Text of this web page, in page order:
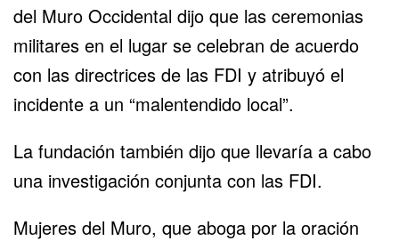
del Muro Occidental dijo que las ceremonias
militares en el lugar se celebran de acuerdo
con las directrices de las FDI y atribuyó el
incidente a un “malentendido local”.
La fundación también dijo que llevaría a cabo
una investigación conjunta con las FDI.
Mujeres del Muro, que aboga por la oración